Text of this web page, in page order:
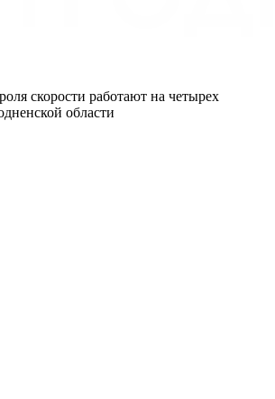
скорости работают на четырех
области